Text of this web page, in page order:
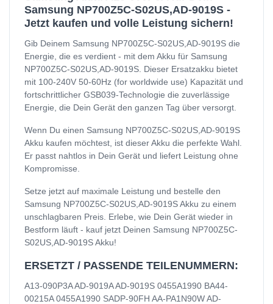
Samsung NP700Z5C-S02US,AD-9019S -
Jetzt kaufen und volle Leistung sichern!
Gib Deinem Samsung NP700Z5C-S02US,AD-9019S die
Energie, die es verdient - mit dem Akku für Samsung
NP700Z5C-S02US,AD-9019S. Dieser Ersatzakku bietet
mit 100-240V 50-60Hz (for worldwide use) Kapazität und
fortschrittlicher GSB039-Technologie die zuverlässige
Energie, die Dein Gerät den ganzen Tag über versorgt.
Wenn Du einen Samsung NP700Z5C-S02US,AD-9019S
Akku kaufen möchtest, ist dieser Akku die perfekte Wahl.
Er passt nahtlos in Dein Gerät und liefert Leistung ohne
Kompromisse.
Setze jetzt auf maximale Leistung und bestelle den
Samsung NP700Z5C-S02US,AD-9019S Akku zu einem
unschlagbaren Preis. Erlebe, wie Dein Gerät wieder in
Bestform läuft - kauf jetzt Deinen Samsung NP700Z5C-
S02US,AD-9019S Akku!
ERSETZT / PASSENDE TEILENUMMERN:
A13-090P3A AD-9019A AD-9019S 0455A1990 BA44-
00215A 0455A1990 SADP-90FH AA-PA1N90W AD-